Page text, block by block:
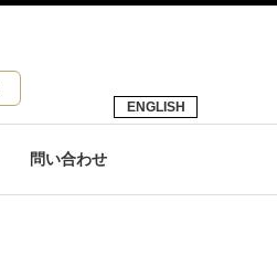
ENGLISH
問い合わせ